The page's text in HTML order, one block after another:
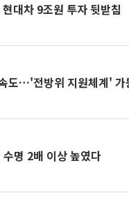
대차 9조원 투자 뒷받침
도…'전방위 지원체계' 가
명 2배 이상 높였다